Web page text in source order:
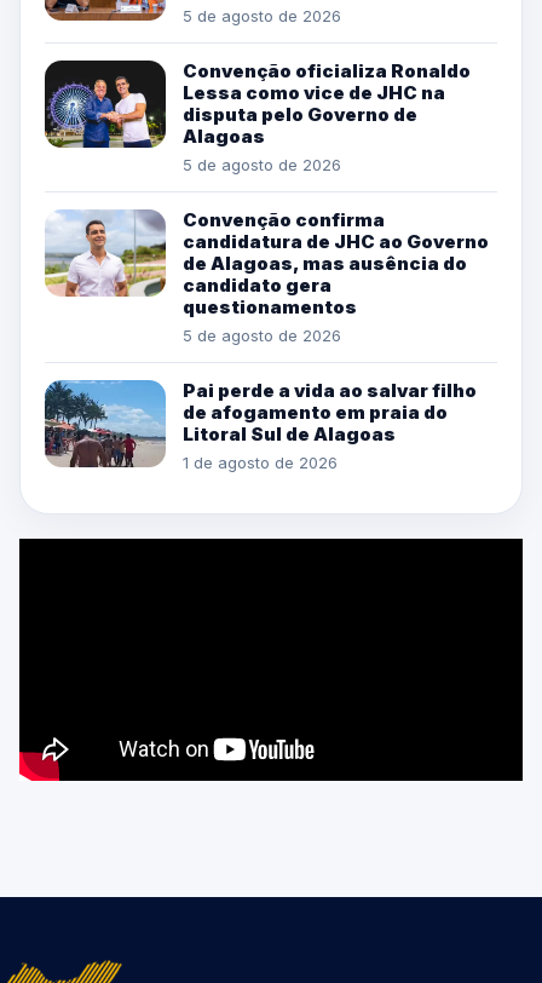
5 de agosto de 2026
Convenção oficializa Ronaldo
Lessa como vice de JHC na
disputa pelo Governo de
Alagoas
5 de agosto de 2026
Convenção confirma
candidatura de JHC ao Governo
de Alagoas, mas ausência do
candidato gera
questionamentos
5 de agosto de 2026
Pai perde a vida ao salvar filho
de afogamento em praia do
Litoral Sul de Alagoas
1 de agosto de 2026